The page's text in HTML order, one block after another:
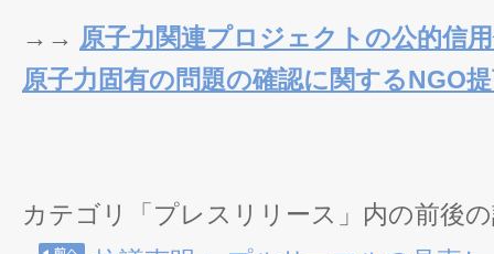
→→ 原子力関連プロジェクトの公的信
原子力固有の問題の確認に関するNGO
カテゴリ「プレスリリース」内の前後